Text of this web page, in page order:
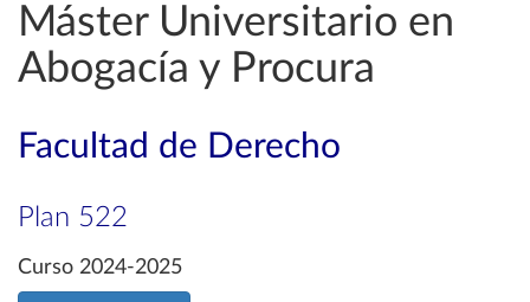
Máster Universitario en
Abogacía y Procura
Facultad de Derecho
Plan 522
Curso 2024-2025